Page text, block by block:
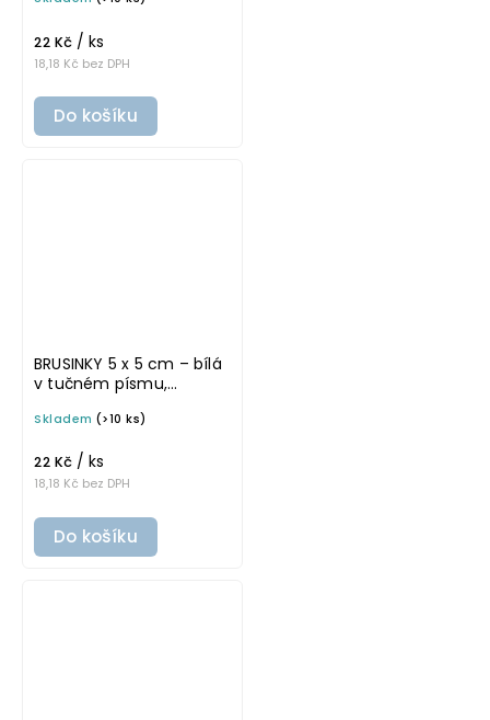
18,18 Kč bez DPH
22 Kč / ks
Do košíku
BRUSINKY 5 x 5 cm – bílá
v tučném písmu,
na potravinové dózy
Skladem (>10 ks)
18,18 Kč bez DPH
22 Kč / ks
Do košíku